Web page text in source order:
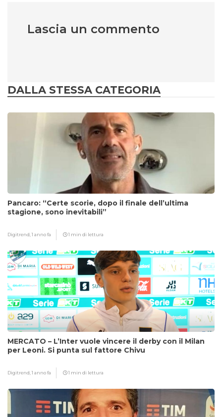
Lascia un commento
DALLA STESSA CATEGORIA
Pancaro: “Certe scorie, dopo il finale dell’ultima
stagione, sono inevitabili”
Digitrend,1 anno fa 1 min di lettura
MERCATO – L’Inter vuole vincere il derby con il Milan
per Leoni. Si punta sul fattore Chivu
Digitrend,1 anno fa 1 min di lettura